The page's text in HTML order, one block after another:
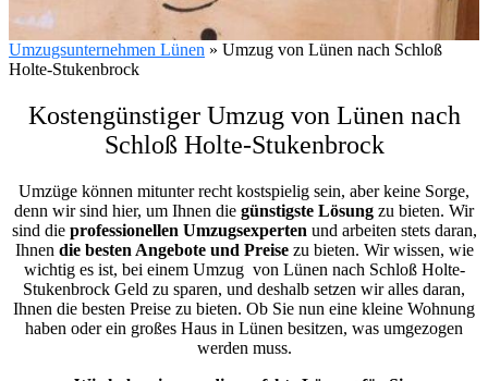
Umzugsunternehmen Lünen » Umzug von Lünen nach Schloß
Holte-Stukenbrock
Kostengünstiger Umzug von Lünen nach
Schloß Holte-Stukenbrock
Umzüge können mitunter recht kostspielig sein, aber keine Sorge,
denn wir sind hier, um Ihnen die günstigste Lösung zu bieten. Wir
sind die professionellen Umzugsexperten und arbeiten stets daran,
Ihnen die besten Angebote und Preisezu bieten. Wir wissen, wie
wichtig es ist, bei einem Umzug von Lünen nach Schloß Holte-
Stukenbrock Geld zu sparen, und deshalb setzen wir alles daran,
Ihnen die besten Preise zu bieten. Ob Sie nun eine kleine Wohnung
haben oder ein großes Haus in Lünen besitzen, was umgezogen
werden muss.